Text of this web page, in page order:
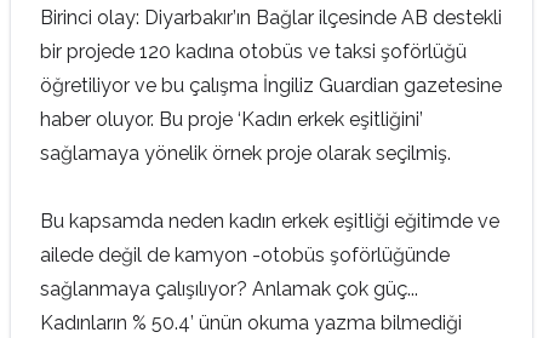
Birinci olay: Diyarbakır’ın Bağlar ilçesinde AB destekli
bir projede 120 kadına otobüs ve taksi şoförlüğü
öğretiliyor ve bu çalışma İngiliz Guardian gazetesine
haber oluyor. Bu proje ‘Kadın erkek eşitliğini’
sağlamaya yönelik örnek proje olarak seçilmiş.
Bu kapsamda neden kadın erkek eşitliği eğitimde ve
ailede değil de kamyon -otobüs şoförlüğünde
sağlanmaya çalışılıyor? Anlamak çok güç...
Kadınların % 50.4’ ünün okuma yazma bilmediği